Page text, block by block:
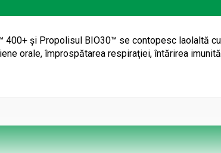
400+ şi Propolisul BIO30™ se contopesc laolaltă
orale, împrospătarea respiraţiei, întărirea